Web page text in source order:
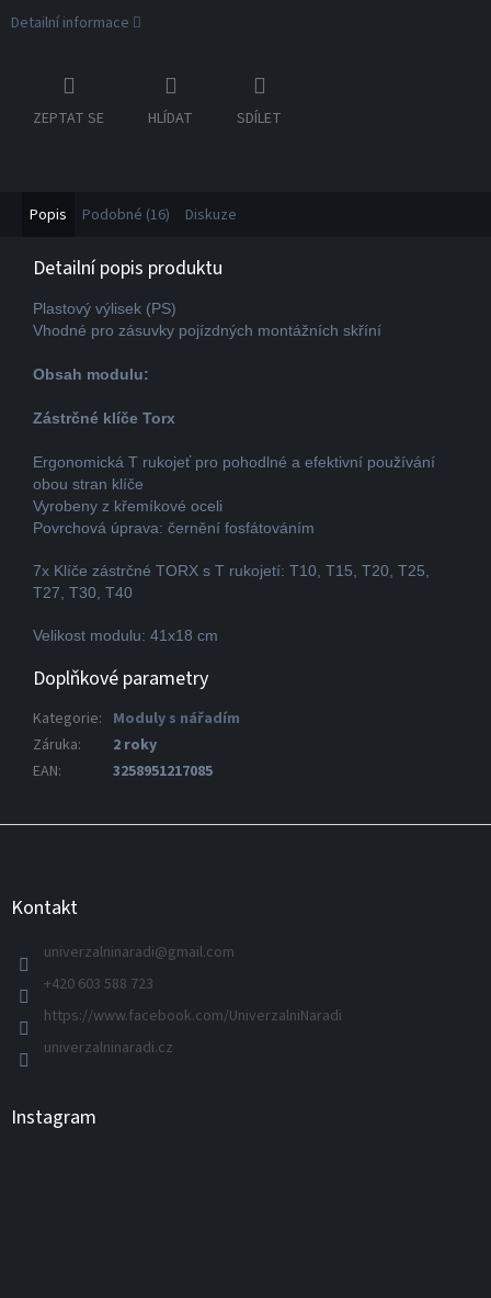
Detailní informace
ZEPTAT SE HLÍDAT SDÍLET
Popis Podobné (16) Diskuze
Detailní popis produktu
Plastový výlisek (PS)
Vhodné pro zásuvky pojízdných montážních skříní
Obsah modulu:
Zástrčné klíče Torx
Ergonomická T rukojeť pro pohodlné a efektivní používání
obou stran klíče
Vyrobeny z křemíkové oceli
Povrchová úprava: černění fosfátováním
7x Klíče zástrčné TORX s T rukojetí: T10, T15, T20, T25,
T27, T30, T40
Velikost modulu: 41x18 cm
Doplňkové parametry
Kategorie: Moduly s nářadím
Záruka:
2 roky
EAN: 3258951217085
Z
Kontakt
univerzalninaradi@gmail.com
+420 603 588 723
https://www.facebook.com/UniverzalniNaradi
univerzalninaradi.cz
Instagram